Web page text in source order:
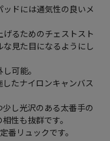
ドには通気性の良いメ
るためのチェストスト
見た目になるようにし
可能。
たナイロンキャンバス
し光沢のある太番手の
性も抜群です。
リュックです。